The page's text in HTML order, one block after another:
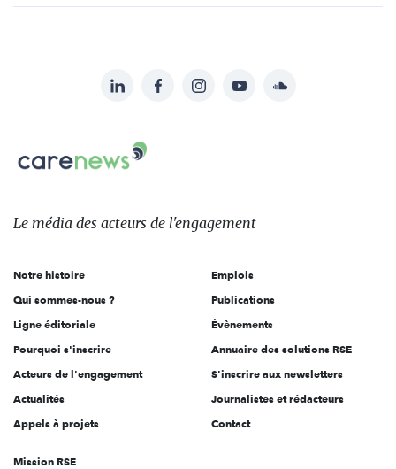
sur:
LinkedInFacebookInstagramYouTubeSoundcloud
Le
des
l'engagement
Le média des acteurs de l'engagement
Notre histoire
Qui sommes-nous ?
Ligne éditoriale
Pourquoi s'inscrire
Acteurs de l'engagement
Actualités
Appels à projets
Emplois
Publications
Évènements
Annuaire des solutions RSE
S'inscrire aux newsletters
Journalistes et rédacteurs
Contact
Mission RSE